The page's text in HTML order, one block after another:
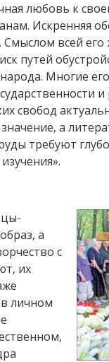
любовь к
Искренняя
Смыслом всей
путей
Многие
свобод
а
требуют
а
с
их
личном